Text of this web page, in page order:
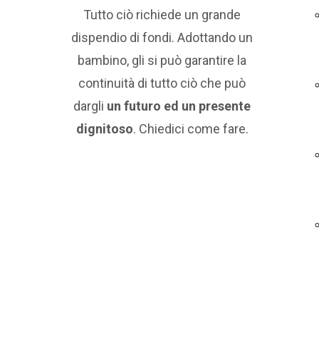
Tutto ciò richiede un grande
dispendio di fondi. Adottando un
bambino, gli si può garantire la
continuità di tutto ciò che può
dargli un futuro ed un presente
dignitoso. Chiedici come fare.